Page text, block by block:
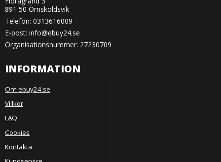
891 50 Örnsköldsvik
Telefon: 0313616009
E-post: info@ebuy24.se
Organisationsnummer: 27230709
INFORMATION
Om ebuy24.se
Villkor
FAQ
Cookies
Kontakta